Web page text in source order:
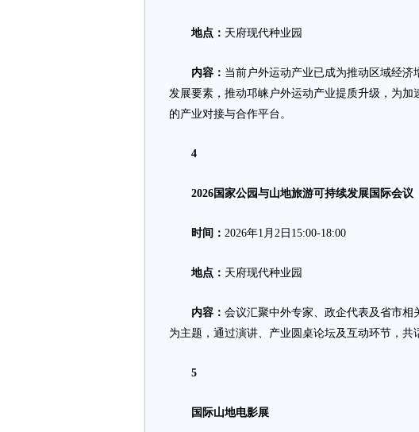
地点： 天府现代种业园
内容： 当前户外运动产业已成为推动区域经
发展要素，推动邛崃户外运动产业提质升级，为加
的产业对接与合作平台。
4
2026国家公园与山地旅游可持续发展国际会
时间： 2026年1月2日15:00-18:00
地点： 天府现代种业园
内容： 会议汇聚中外专家、政企代表及省市
为主题，通过演讲、产业圆桌论坛及互动环节，共
5
国际山地电影展